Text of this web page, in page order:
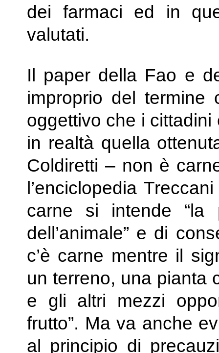
dei farmaci ed in
valutati.
Il paper della Fao e
improprio del termine
oggettivo che i
in realtà quella
Coldiretti – non è
l’enciclopedia
carne si intende “la
dell’animale” e di
c’è carne mentre il
un terreno, una pianta
e gli altri mezzi
frutto”. Ma va anche
al principio di